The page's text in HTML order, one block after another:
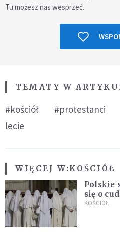
Tu możesz nas wesprzeć.
TEMATY W
#kościół #protestanci
lecie
WIĘCEJ W:KOŚCIÓŁ
Polskie
się o
Pana
KOŚCIÓŁ